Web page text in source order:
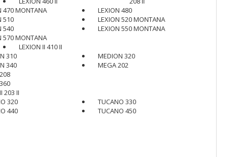
470 MONTANA
LEXION 480
510
LEXION 520 MONTANA
540
LEXION 550 MONTANA
570 MONTANA
LEXION II 410 II
310
MEDION 320
340
MEGA 202
203 II
320
TUCANO 330
440
TUCANO 450